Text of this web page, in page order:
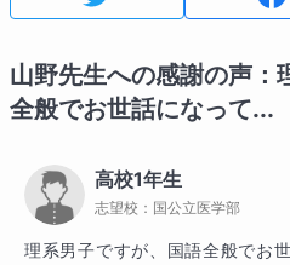
山野先生への感謝の声：
全般でお世話になって...
高校1年生
志望校： 国公立医学部
理系男子ですが、国語全般でお